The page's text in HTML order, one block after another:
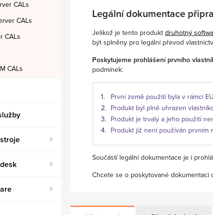
CALs
CALs
CALs
CALs
Legální dokumentace
Jelikož je tento produkt druhotný
být splněny pro legální převod
Poskytujeme prohlášení prvního
podmínek:
První země použití byla v rámci
Produkt byl plně uhrazen
Produkt je trvalý a jeho použití
Produkt již není používán prvním
Součástí legální dokumentace je i
Chcete se o poskytované dokumentaci